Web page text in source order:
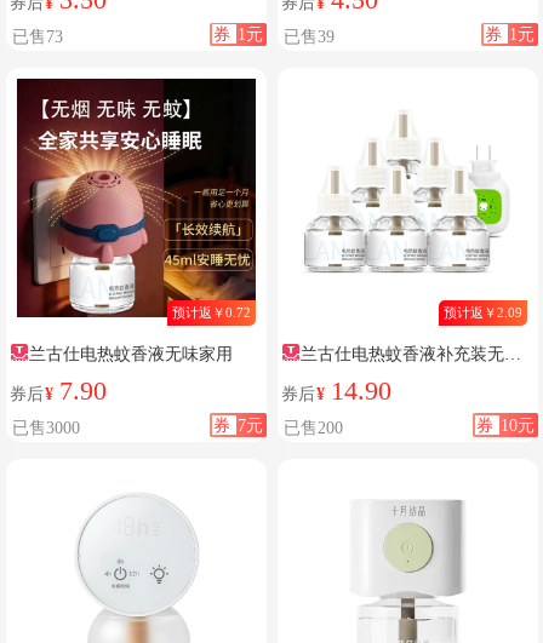
券 1元
已售73 券 1元
已售39
预计返￥0.72
兰古仕电热蚊香液无味家用
券后¥ 7.90
券 7元
已售3000
预计返￥2.09
兰古仕电热蚊香液补充装无味
驱蚊驱蚊液专用品室内插电式防
券后¥ 14.90
券 10元
已售200